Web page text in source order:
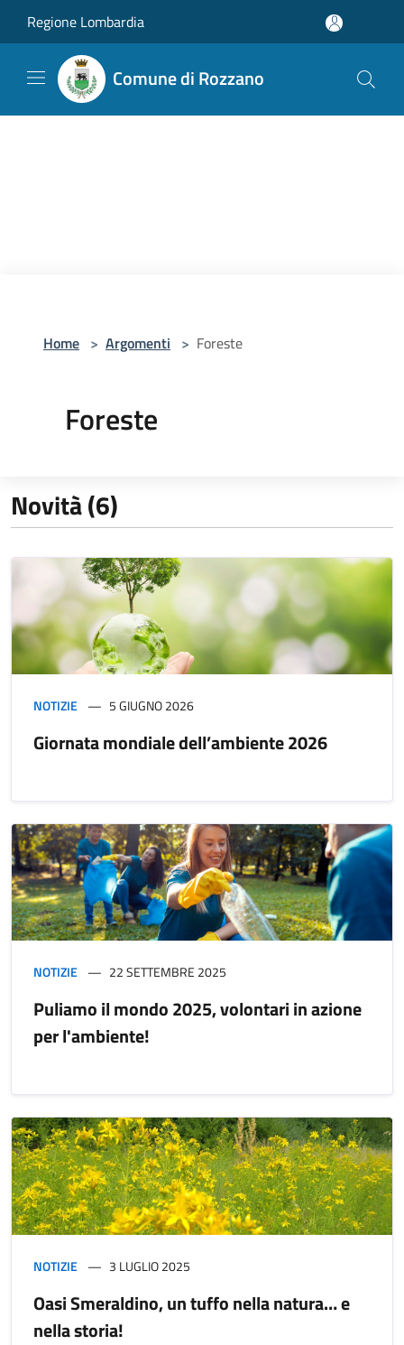
Regione Lombardia
Comune di Rozzano
Home > Argomenti > Foreste
Foreste
Novità (6)
NOTIZIE 5 GIUGNO 2026
Giornata mondiale dell’ambiente 2026
NOTIZIE 22 SETTEMBRE 2025
Puliamo il mondo 2025, volontari in azione
per l'ambiente!
NOTIZIE 3 LUGLIO 2025
Oasi Smeraldino, un tuffo nella natura… e
nella storia!